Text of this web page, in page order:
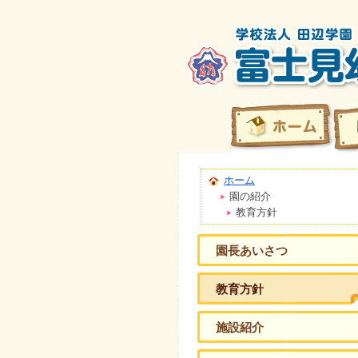
ホーム
園の紹介
教育方針
園長あいさつ
教育方針
施設紹介